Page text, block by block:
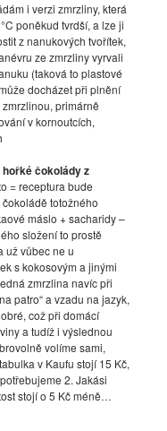
i verzi zmrzliny, která
poněkud tvrdší, a lze ji
z nanukových tvořítek,
ze zmrzliny vyrvali
(taková to plastové
docházet při plnění
primárně
v kornoutcích,
hořké čokolády z
= receptura bude
totožného
máslo + sacharidy –
složení to prostě
už vůbec ne u
s kokosovým a jinými
zmrzlina navíc při
patro“ a vzadu na jazyk,
což při domácí
a tudíž i výslednou
volíme sami,
v Kaufu stojí 15 Kč,
2. Jakási
stojí o 5 Kč méně…